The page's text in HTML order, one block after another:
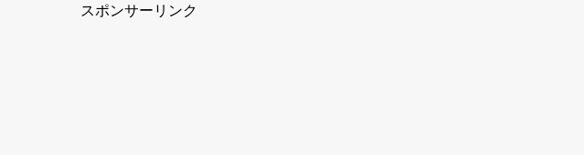
スポンサーリンク